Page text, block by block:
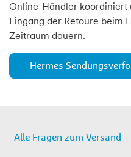
Online-Händler koordiniert
Eingang der Retoure beim
Zeitraum dauern.
Hermes
Alle Fragen zum Versand